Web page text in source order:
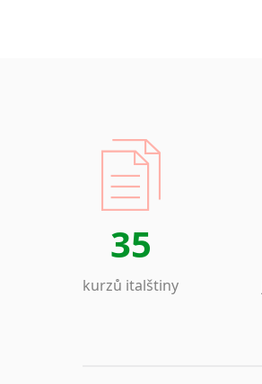
35
kurzů italštiny